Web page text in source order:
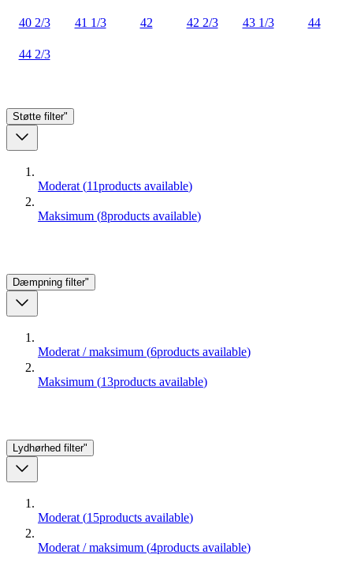
40 2/3 41 1/3 42 42 2/3 43 1/3 44
44 2/3
Støtte filter"
Moderat (11products available)
Maksimum (8products available)
Dæmpning filter"
Moderat / maksimum (6products available)
Maksimum (13products available)
Lydhørhed filter"
Moderat (15products available)
Moderat / maksimum (4products available)